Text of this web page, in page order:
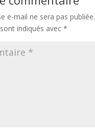
e-mail ne sera pas publiée.
indiqués avec *